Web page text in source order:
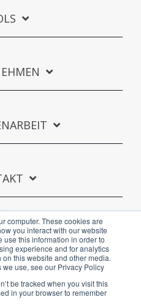
computer. These cookies are
you interact with our website
use this information in order to
experience and for analytics
this website and other media.
use, see our Privacy Policy
be tracked when you visit this
in your browser to remember
Impressum AGB
81MEDIA GmbH